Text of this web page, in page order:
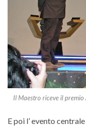
Il Maestro riceve il
E poi l’ evento